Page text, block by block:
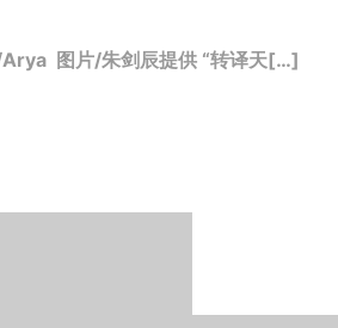
图片/朱剑辰提供 “转译天[…]